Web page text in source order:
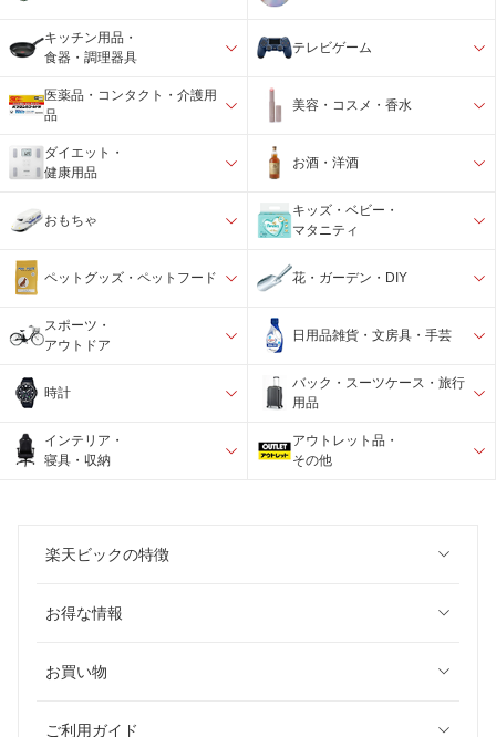
キッチン用品・
食器・調理器具
テレビゲーム
医薬品・コンタクト・介護用
品
美容・コスメ・香水
ダイエット・
健康用品
お酒・洋酒
おもちゃ
キッズ・ベビー・
マタニティ
ペットグッズ・ペットフード 花・ガーデン・DIY
スポーツ・
アウトドア
日用品雑貨・文房具・手芸
時計
バック・スーツケース・旅行
用品
インテリア・
寝具・収納
アウトレット品・
その他
楽天ビックの特徴
お得な情報
お買い物
ご利用ガイド